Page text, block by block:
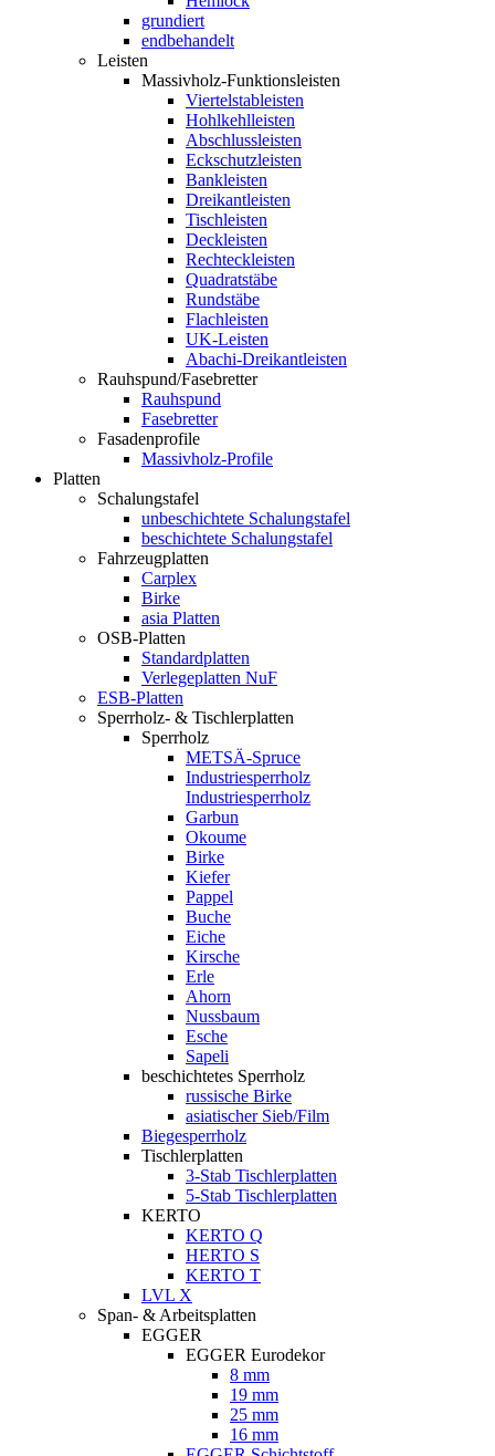
grundiert
endbehandelt
Leisten
Massivholz-Funktionsleisten
Viertelstableisten
Hohlkehlleisten
Abschlussleisten
Eckschutzleisten
Bankleisten
Dreikantleisten
Tischleisten
Deckleisten
Rechteckleisten
Quadratstäbe
Rundstäbe
Flachleisten
UK-Leisten
Abachi-Dreikantleisten
Rauhspund/Fasebretter
Rauhspund
Fasebretter
Fasadenprofile
Massivholz-Profile
Platten
Schalungstafel
unbeschichtete Schalungstafel
beschichtete Schalungstafel
Fahrzeugplatten
Carplex
Birke
asia Platten
OSB-Platten
Standardplatten
Verlegeplatten NuF
ESB-Platten
Sperrholz- & Tischlerplatten
Sperrholz
METSÄ-Spruce
Industriesperrholz
Industriesperrholz
Garbun
Okoume
Birke
Kiefer
Pappel
Buche
Eiche
Kirsche
Erle
Ahorn
Nussbaum
Esche
Sapeli
beschichtetes Sperrholz
russische Birke
asiatischer Sieb/Film
Biegesperrholz
Tischlerplatten
3-Stab Tischlerplatten
5-Stab Tischlerplatten
KERTO
KERTO Q
HERTO S
KERTO T
LVL X
Span- & Arbeitsplatten
EGGER
EGGER Eurodekor
8 mm
19 mm
25 mm
16 mm